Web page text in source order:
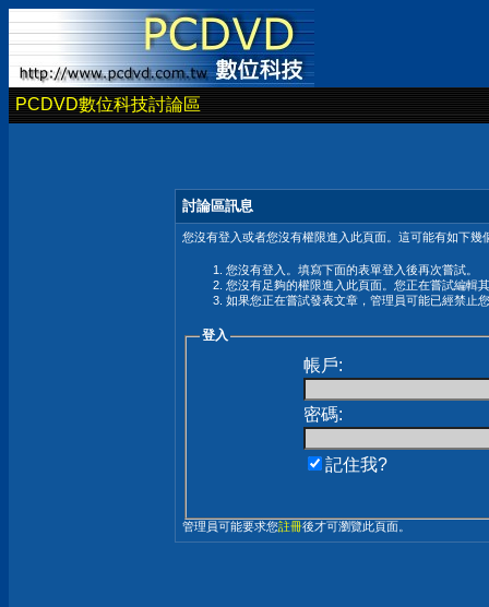
PCDVD數位科技討論區
討論區訊息
您沒有登入或者您沒有權限進入此頁面。這可能有如下幾
您沒有登入。填寫下面的表單登入後再次嘗試。
您沒有足夠的權限進入此頁面。您正在嘗試編輯
如果您正在嘗試發表文章，管理員可能已經禁止
登入
帳戶:
密碼:
記住我?
管理員可能要求您註冊後才可瀏覽此頁面。